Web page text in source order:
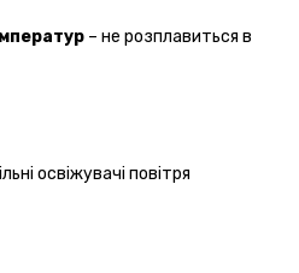
– не розплавиться в
освіжувачі повітря